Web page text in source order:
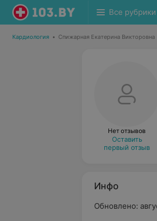
Все рубрики
Кардиология • Спижарная Екатерина Викторовна
Нет отзывов
Оставить
первый отзыв
Инфо
Обновлено: